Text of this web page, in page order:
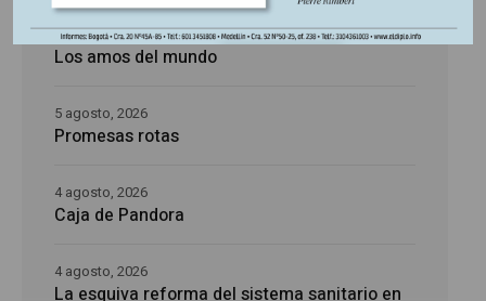
Los amos del mundo
5 agosto, 2026
Promesas rotas
5 agosto, 2026
Caja de Pandora
4 agosto, 2026
La esquiva reforma del sistema sanitario en
4 agosto, 2026